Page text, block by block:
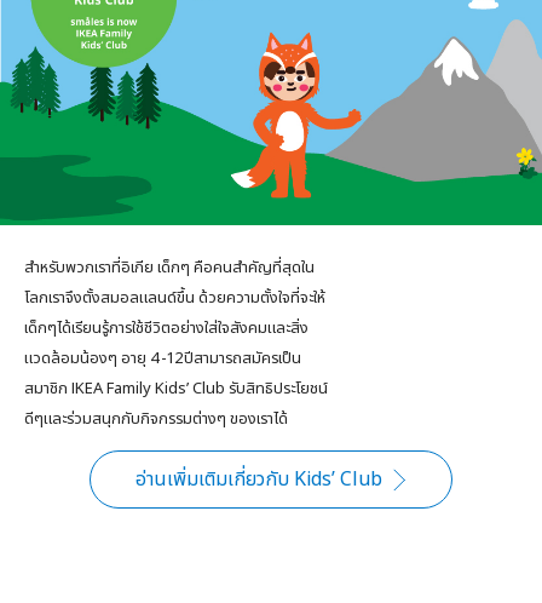
สำหรับพวกเราที่อิเกีย เด็กๆ คือคนสำคัญที่สุดใน
โลกเราจึงตั้งสมอลแลนด์ขึ้น ด้วยความตั้งใจที่จะให้
เด็กๆได้เรียนรู้การใช้ชีวิตอย่างใส่ใจสังคมและสิ่ง
แวดล้อมน้องๆ อายุ 4-12ปีสามารถสมัครเป็น
สมาชิก IKEA Family Kids’ Club รับสิทธิประโยชน์
ดีๆและร่วมสนุกกับกิจกรรมต่างๆ ของเราได้
อ่านเพิ่มเติมเกี่ยวกับ Kids’ Club